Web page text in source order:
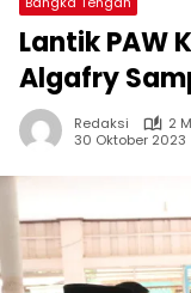
Lantik PAW
Algafry
Redaksi
2
30 Oktober 2023